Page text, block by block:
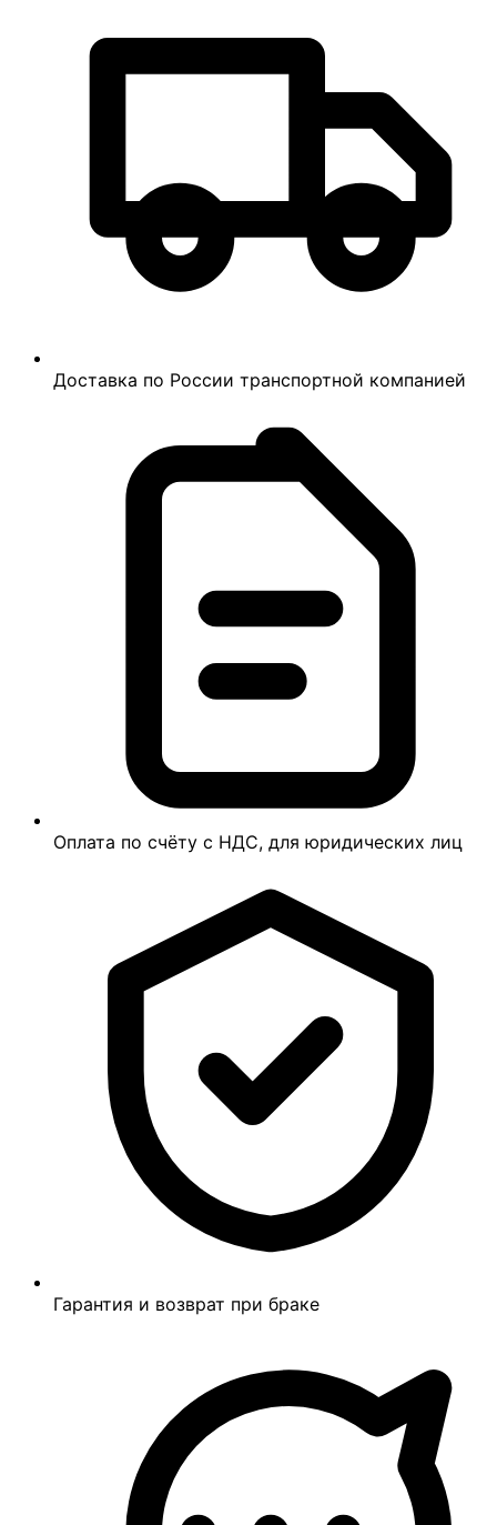
Доставка по России транспортной компанией
Оплата по счёту с НДС, для юридических лиц
Гарантия и возврат при браке